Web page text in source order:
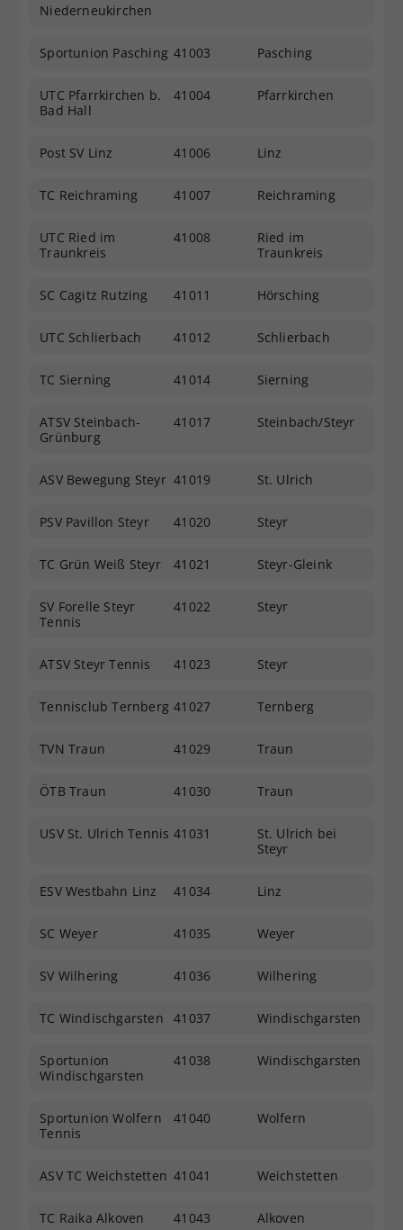
Niederneukirchen
Sportunion Pasching 41003 Pasching
UTC Pfarrkirchen b.
Bad Hall
41004 Pfarrkirchen
Post SV Linz 41006 Linz
TC Reichraming 41007 Reichraming
UTC Ried im
Traunkreis
41008
Ried im
Traunkreis
SC Cagitz Rutzing 41011 Hörsching
UTC Schlierbach 41012 Schlierbach
TC Sierning 41014 Sierning
ATSV Steinbach-
Grünburg
41017 Steinbach/Steyr
ASV Bewegung Steyr 41019 St. Ulrich
PSV Pavillon Steyr 41020 Steyr
TC Grün Weiß Steyr 41021 Steyr-Gleink
SV Forelle Steyr
Tennis
41022 Steyr
ATSV Steyr Tennis 41023 Steyr
Tennisclub Ternberg 41027 Ternberg
TVN Traun 41029 Traun
ÖTB Traun 41030 Traun
USV St. Ulrich Tennis 41031
St. Ulrich bei
Steyr
ESV Westbahn Linz 41034 Linz
SC Weyer 41035 Weyer
SV Wilhering 41036 Wilhering
TC Windischgarsten 41037 Windischgarsten
Sportunion
Windischgarsten
41038 Windischgarsten
Sportunion Wolfern
Tennis
41040 Wolfern
ASV TC Weichstetten 41041 Weichstetten
TC Raika Alkoven 41043 Alkoven